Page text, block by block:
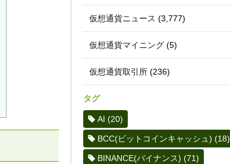
仮想通貨ニュース (3,777)
仮想通貨マイニング (5)
仮想通貨取引所 (236)
タグ
AI (20)
BCC(ビットコインキャッシュ) (18)
BINANCE(バイナンス) (71)